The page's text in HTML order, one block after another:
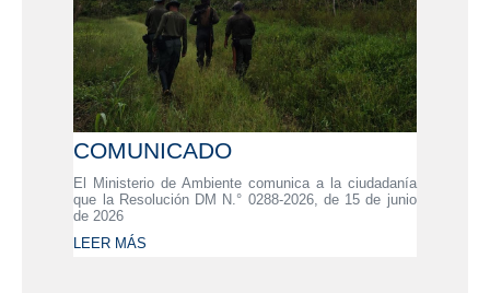
COMUNICADO
El Ministerio de Ambiente comunica a la ciudadanía
que la Resolución DM N.° 0288-2026, de 15 de junio
de 2026
LEER MÁS